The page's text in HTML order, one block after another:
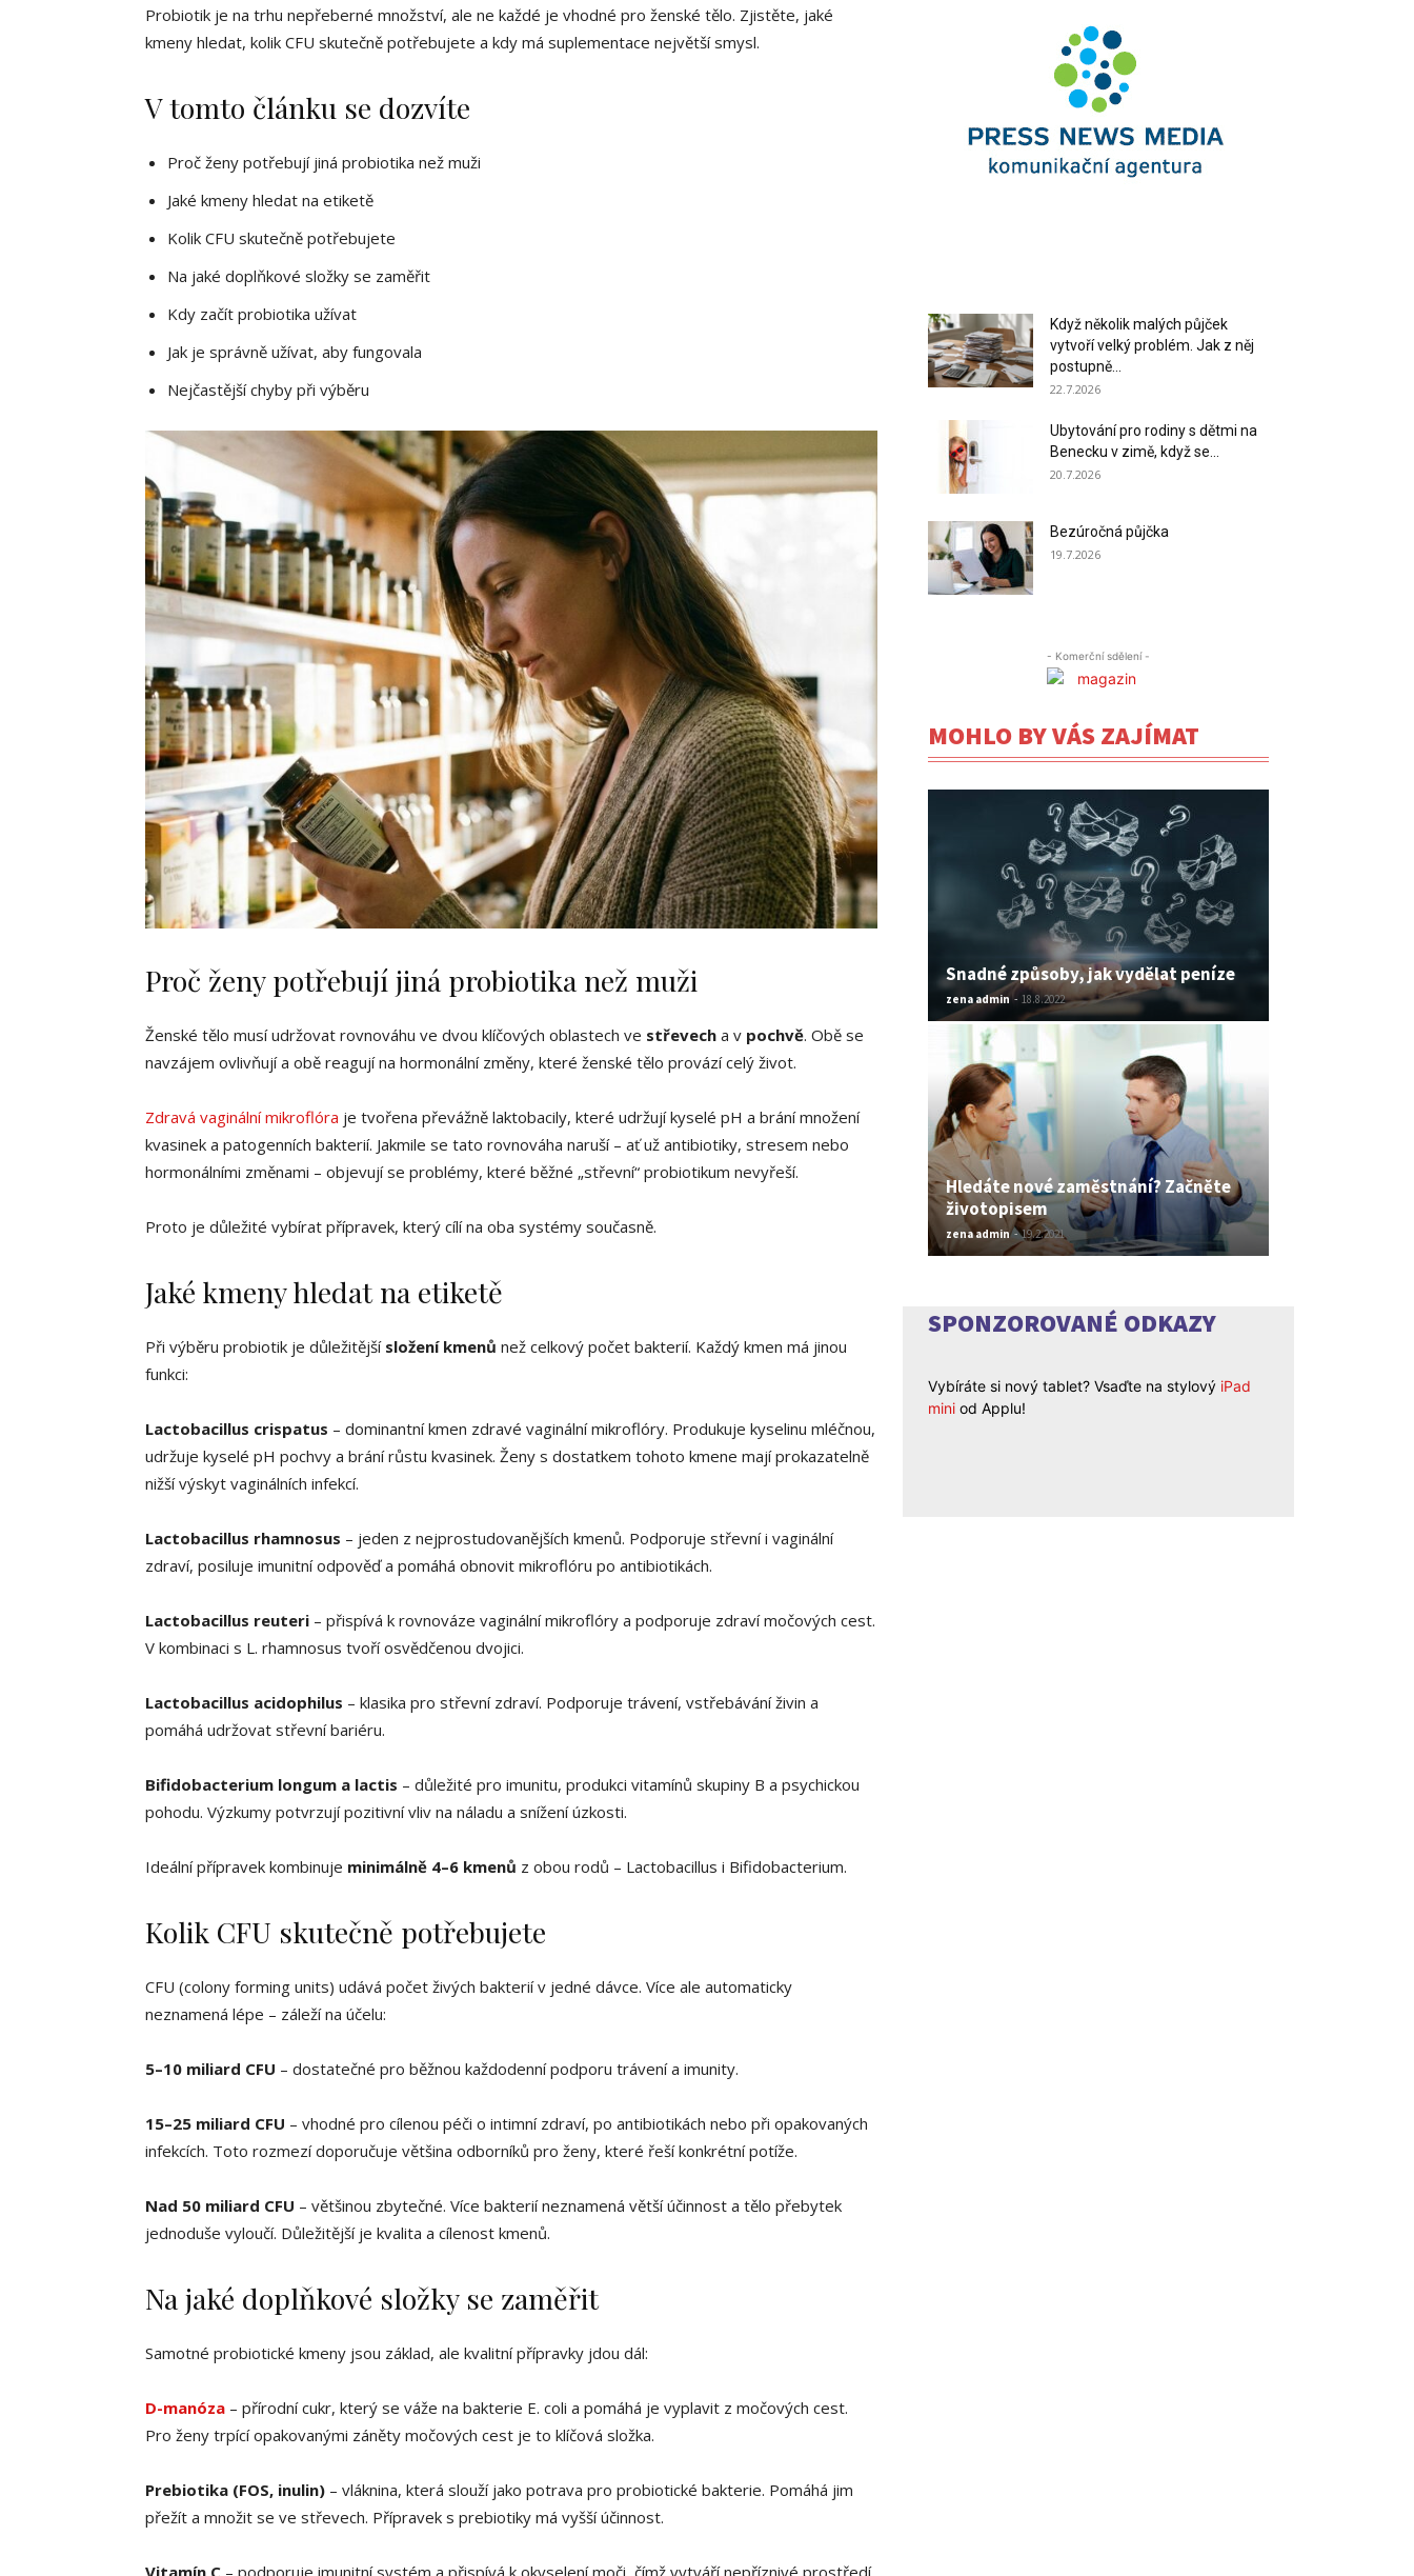
Probiotik je na trhu nepřeberné množství, ale ne každé je vhodné pro ženské tělo. Zjistěte, jaké
kmeny hledat, kolik CFU skutečně potřebujete a kdy má suplementace největší smysl.
V tomto článku se dozvíte
Proč ženy potřebují jiná probiotika než muži
Jaké kmeny hledat na etiketě
Kolik CFU skutečně potřebujete
Na jaké doplňkové složky se zaměřit
Kdy začít probiotika užívat
Jak je správně užívat, aby fungovala
Nejčastější chyby při výběru
Proč ženy potřebují jiná probiotika než muži
Ženské tělo musí udržovat rovnováhu ve dvou klíčových oblastech ve střevech a v pochvě. Obě se
navzájem ovlivňují a obě reagují na hormonální změny, které ženské tělo provází celý život.
Zdravá vaginální mikroflóra je tvořena převážně laktobacily, které udržují kyselé pH a brání množení
kvasinek a patogenních bakterií. Jakmile se tato rovnováha naruší – ať už antibiotiky, stresem nebo
hormonálními změnami – objevují se problémy, které běžné „střevní“ probiotikum nevyřeší.
Proto je důležité vybírat přípravek, který cílí na oba systémy současně.
Jaké kmeny hledat na etiketě
Při výběru probiotik je důležitější složení kmenů než celkový počet bakterií. Každý kmen má jinou
funkci:
Lactobacillus crispatus – dominantní kmen zdravé vaginální mikroflóry. Produkuje kyselinu mléčnou,
udržuje kyselé pH pochvy a brání růstu kvasinek. Ženy s dostatkem tohoto kmene mají prokazatelně
nižší výskyt vaginálních infekcí.
Lactobacillus rhamnosus – jeden z nejprostudovanějších kmenů. Podporuje střevní i vaginální
zdraví, posiluje imunitní odpověď a pomáhá obnovit mikroflóru po antibiotikách.
Lactobacillus reuteri – přispívá k rovnováze vaginální mikroflóry a podporuje zdraví močových cest.
V kombinaci s L. rhamnosus tvoří osvědčenou dvojici.
Lactobacillus acidophilus – klasika pro střevní zdraví. Podporuje trávení, vstřebávání živin a
pomáhá udržovat střevní bariéru.
Bifidobacterium longum a lactis – důležité pro imunitu, produkci vitamínů skupiny B a psychickou
pohodu. Výzkumy potvrzují pozitivní vliv na náladu a snížení úzkosti.
Ideální přípravek kombinuje minimálně 4–6 kmenů z obou rodů – Lactobacillus i Bifidobacterium.
Kolik CFU skutečně potřebujete
CFU (colony forming units) udává počet živých bakterií v jedné dávce. Více ale automaticky
neznamená lépe – záleží na účelu:
5–10 miliard CFU – dostatečné pro běžnou každodenní podporu trávení a imunity.
15–25 miliard CFU – vhodné pro cílenou péči o intimní zdraví, po antibiotikách nebo při opakovaných
infekcích. Toto rozmezí doporučuje většina odborníků pro ženy, které řeší konkrétní potíže.
Nad 50 miliard CFU – většinou zbytečné. Více bakterií neznamená větší účinnost a tělo přebytek
jednoduše vyloučí. Důležitější je kvalita a cílenost kmenů.
Na jaké doplňkové složky se zaměřit
Samotné probiotické kmeny jsou základ, ale kvalitní přípravky jdou dál:
D-manóza – přírodní cukr, který se váže na bakterie E. coli a pomáhá je vyplavit z močových cest.
Pro ženy trpící opakovanými záněty močových cest je to klíčová složka.
Prebiotika (FOS, inulin) – vláknina, která slouží jako potrava pro probiotické bakterie. Pomáhá jim
přežít a množit se ve střevech. Přípravek s prebiotiky má vyšší účinnost.
Když několik malých půjček
vytvoří velký problém. Jak z něj
postupně...
22.7.2026
Ubytování pro rodiny s dětmi na
Benecku v zimě, když se...
20.7.2026
Bezúročná půjčka
19.7.2026
- Komerční sdělení -
MOHLO BY VÁS ZAJÍMAT
Snadné způsoby, jak vydělat peníze
zena admin - 18.8.2022
Hledáte nové zaměstnání? Začněte
životopisem
zena admin - 19.2.2021
SPONZOROVANÉ ODKAZY
Vybíráte si nový tablet? Vsaďte na stylový iPad
mini od Applu!